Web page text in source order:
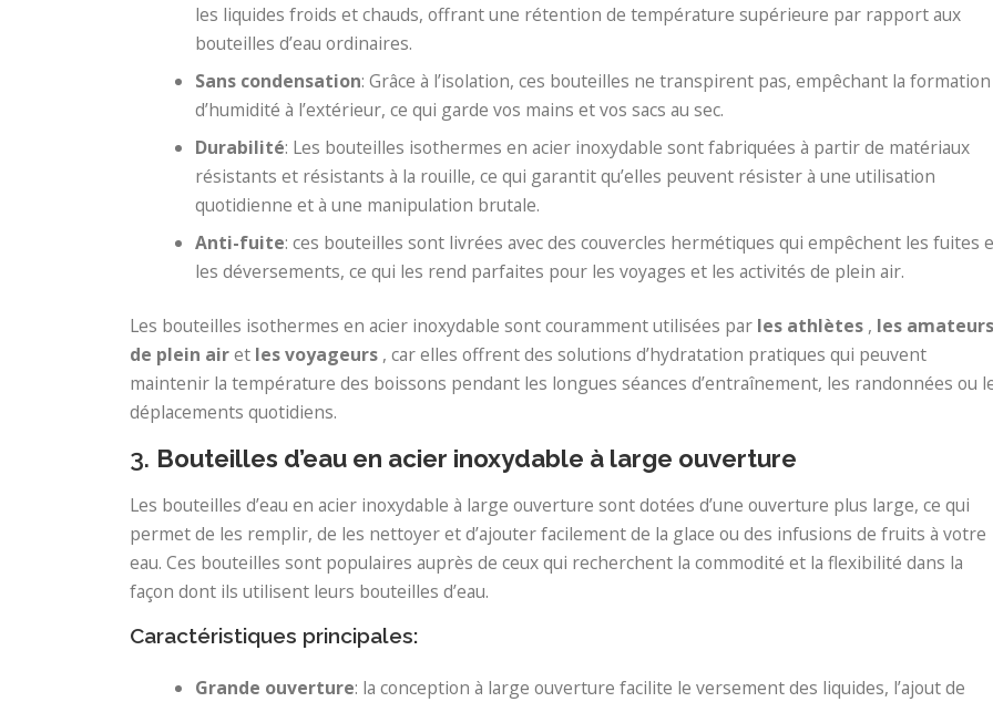
les liquides froids et chauds, offrant une rétention de température supérieure par rapport aux
bouteilles d’eau ordinaires.
Sans condensation: Grâce à l’isolation, ces bouteilles ne transpirent pas, empêchant la formation
d’humidité à l’extérieur, ce qui garde vos mains et vos sacs au sec.
Durabilité: Les bouteilles isothermes en acier inoxydable sont fabriquées à partir de matériaux
résistants et résistants à la rouille, ce qui garantit qu’elles peuvent résister à une utilisation
quotidienne et à une manipulation brutale.
Anti-fuite: ces bouteilles sont livrées avec des couvercles hermétiques qui empêchent les fuites
les déversements, ce qui les rend parfaites pour les voyages et les activités de plein air.
Les bouteilles isothermes en acier inoxydable sont couramment utilisées par les athlètes , les amateurs
de plein airet les voyageurs , car elles offrent des solutions d’hydratation pratiques qui peuvent
maintenir la température des boissons pendant les longues séances d’entraînement, les randonnées ou
déplacements quotidiens.
3. Bouteilles d’eau en acier inoxydable à large ouverture
Les bouteilles d’eau en acier inoxydable à large ouverture sont dotées d’une ouverture plus large, ce qui
permet de les remplir, de les nettoyer et d’ajouter facilement de la glace ou des infusions de fruits à votre
eau. Ces bouteilles sont populaires auprès de ceux qui recherchent la commodité et la flexibilité dans la
façon dont ils utilisent leurs bouteilles d’eau.
Caractéristiques principales:
Grande ouverture: la conception à large ouverture facilite le versement des liquides, l’ajout de